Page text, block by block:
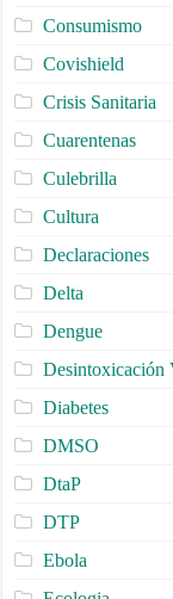
Consumismo
Covishield
Crisis Sanitaria
Cuarentenas
Culebrilla
Cultura
Declaraciones
Delta
Dengue
Desintoxicación
Diabetes
DMSO
DtaP
DTP
Ebola